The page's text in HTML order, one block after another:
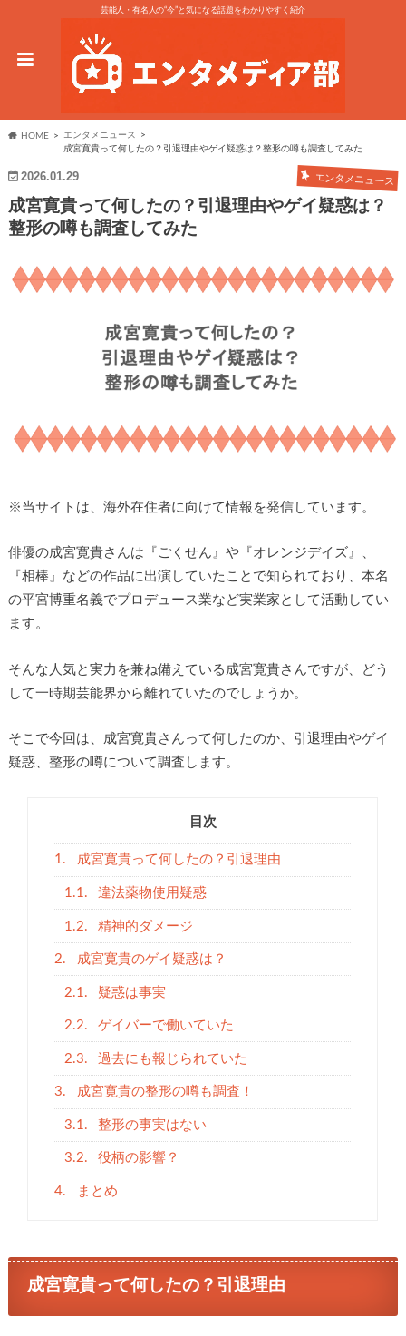
芸能人・有名人の“今”と気になる話題をわかりやすく紹介
HOME
エンタメニュース
成宮寛貴って何したの？引退理由やゲイ疑惑は？整形の噂も調査してみた
2026.01.29 エンタメニュース
成宮寛貴って何したの？引退理由やゲイ疑惑は？
整形の噂も調査してみた
※ 当サイトは、海外在住者に向けて情報を発信しています。
俳優の成宮寛貴さんは『ごくせん』や『オレンジデイズ』、
『相棒』などの作品に出演していたことで知られており、本名
の平宮博重名義でプロデュース業など実業家として活動してい
ます。
そんな人気と実力を兼ね備えている成宮寛貴さんですが、どう
して一時期芸能界から離れていたのでしょうか。
そこで今回は、成宮寛貴さんって何したのか、引退理由やゲイ
疑惑、整形の噂について調査します。
目次
1. 成宮寛貴って何したの？引退理由
1.1. 違法薬物使用疑惑
1.2. 精神的ダメージ
2. 成宮寛貴のゲイ疑惑は？
2.1. 疑惑は事実
2.2. ゲイバーで働いていた
2.3. 過去にも報じられていた
3. 成宮寛貴の整形の噂も調査！
3.1. 整形の事実はない
3.2. 役柄の影響？
4. まとめ
成宮寛貴って何したの？引退理由